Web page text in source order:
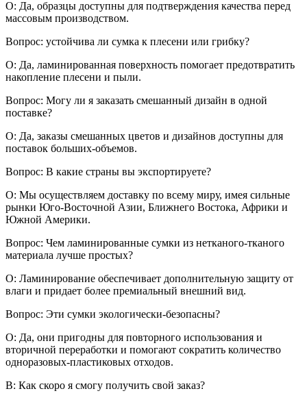
О: Да, образцы доступны для подтверждения качества перед
массовым производством.
Вопрос: устойчива ли сумка к плесени или грибку?
О: Да, ламинированная поверхность помогает предотвратить
накопление плесени и пыли.
Вопрос: Могу ли я заказать смешанный дизайн в одной
поставке?
О: Да, заказы смешанных цветов и дизайнов доступны для
поставок больших-объемов.
Вопрос: В какие страны вы экспортируете?
О: Мы осуществляем доставку по всему миру, имея сильные
рынки Юго-Восточной Азии, Ближнего Востока, Африки и
Южной Америки.
Вопрос: Чем ламинированные сумки из нетканого-тканого
материала лучше простых?
О: Ламинирование обеспечивает дополнительную защиту от
влаги и придает более премиальный внешний вид.
Вопрос: Эти сумки экологически-безопасны?
О: Да, они пригодны для повторного использования и
вторичной переработки и помогают сократить количество
одноразовых-пластиковых отходов.
В: Как скоро я смогу получить свой заказ?